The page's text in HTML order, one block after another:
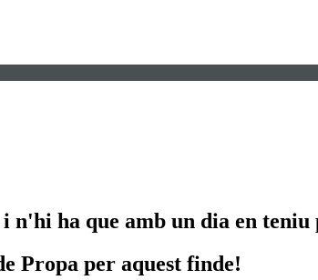
n'hi ha que amb un dia en
Propa per aquest finde!